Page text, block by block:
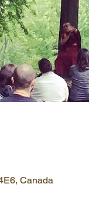
Canada